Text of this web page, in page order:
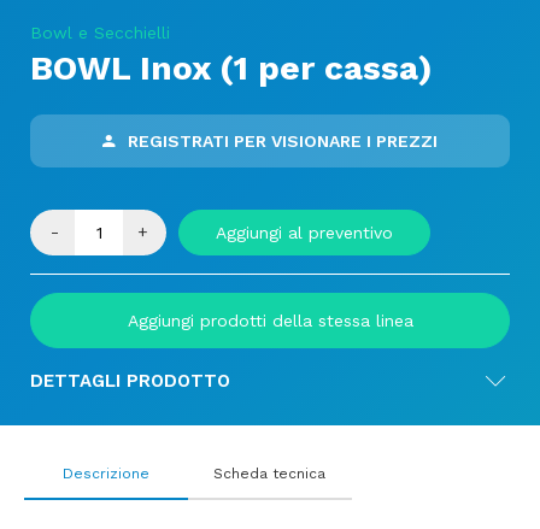
Bowl e Secchielli
BOWL Inox (1 per cassa)
REGISTRATI PER VISIONARE I PREZZI
- + Aggiungi al preventivo
Aggiungi prodotti della stessa linea
DETTAGLI PRODOTTO
Descrizione Scheda tecnica